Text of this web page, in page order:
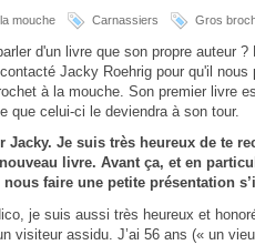
mouche Carnassiers Gros
d'un livre que son propre auteur
Jacky Roehrig pour qu'il nous
à la mouche. Son premier livre
que celui-ci le deviendra à son tour.
Jacky. Je suis très heureux de te
livre. Avant ça, et en
nous faire une petite présentation
je suis aussi très heureux et
visiteur assidu. J’ai 56 ans (« un